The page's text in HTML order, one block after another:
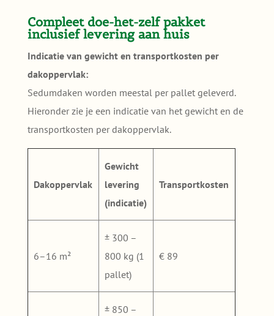
Compleet doe-het-zelf pakket
inclusief levering aan huis
Indicatie van gewicht en transportkosten per
dakoppervlak:
Sedumdaken worden meestal per pallet geleverd.
Hieronder zie je een indicatie van het gewicht en de
transportkosten per dakoppervlak.
Dakoppervlak
Gewicht
levering
(indicatie)
Transportkosten
6–16 m²
± 300 –
800 kg (1
pallet)
€ 89
± 850 –